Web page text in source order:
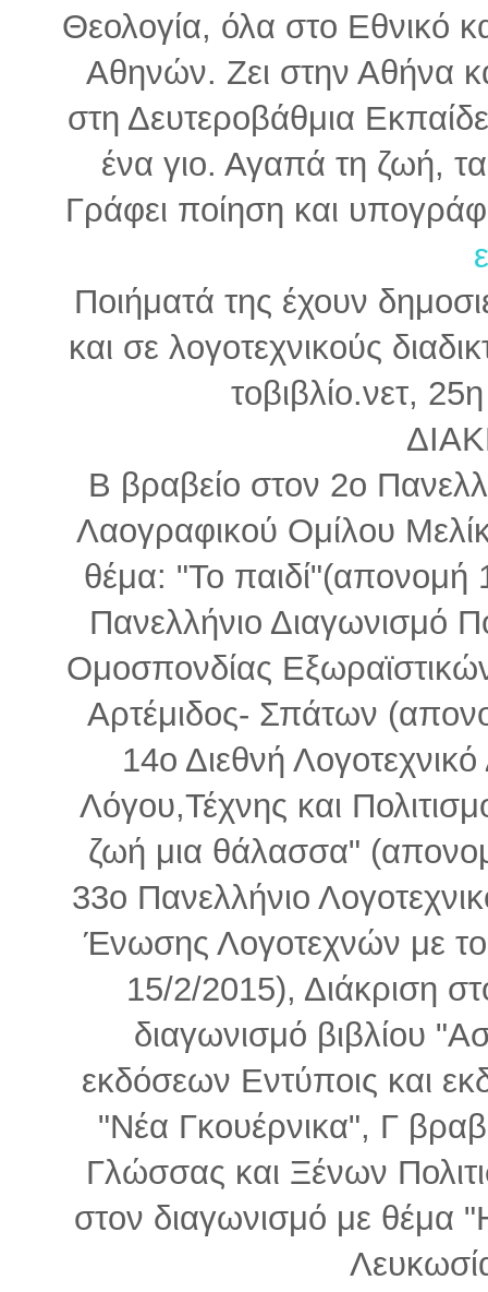
Θεολογία, όλα στο Εθνικό
Αθηνών. Ζει στην Αθήνα
στη Δευτεροβάθμια
ένα γιο. Αγαπά τη ζωή, τα
Γράφει ποίηση και
Ποιήματά της έχουν
και σε λογοτεχνικούς
τοβιβλίο.νετ,
B βραβείο στον 2ο
Λαογραφικού Ομίλου
θέμα: "To
Πανελλήνιο Διαγωνισμό
Ομοσπονδίας
Αρτέμιδος- Σπάτων
14ο Διεθνή
Λόγου,Τέχνης και
ζωή μια θάλασσα"
33ο Πανελλήνιο
Ένωσης Λογοτεχνών με
15/2/2015), Διάκριση
διαγωνισμό βιβλίου
εκδόσεων Εντύποις και
"Νέα Γκουέρνικα", Γ
Γλώσσας και Ξένων
στον διαγωνισμό με θέμα